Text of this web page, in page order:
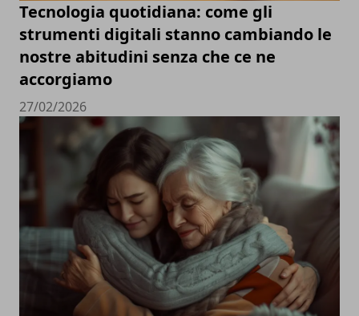
Tecnologia quotidiana: come gli
strumenti digitali stanno cambiando le
nostre abitudini senza che ce ne
accorgiamo
27/02/2026